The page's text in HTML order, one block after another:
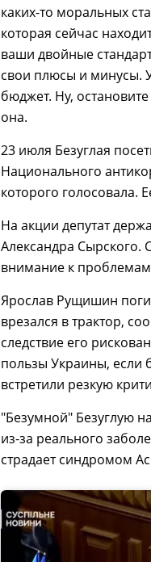
каких-то моральных
которая сейчас
ваши двойные
свои плюсы и минусы. У
бюджет. Ну,
она.
23 июля Безуглая
Национального
которого голосовала.
На акции депутат
Александра Сырского.
внимание к
Ярослав Рущишин
врезался в трактор,
следствие его
пользы Украины, если
встретили резкую
"Безумной" Безуглую
из-за реального
страдает синдромом